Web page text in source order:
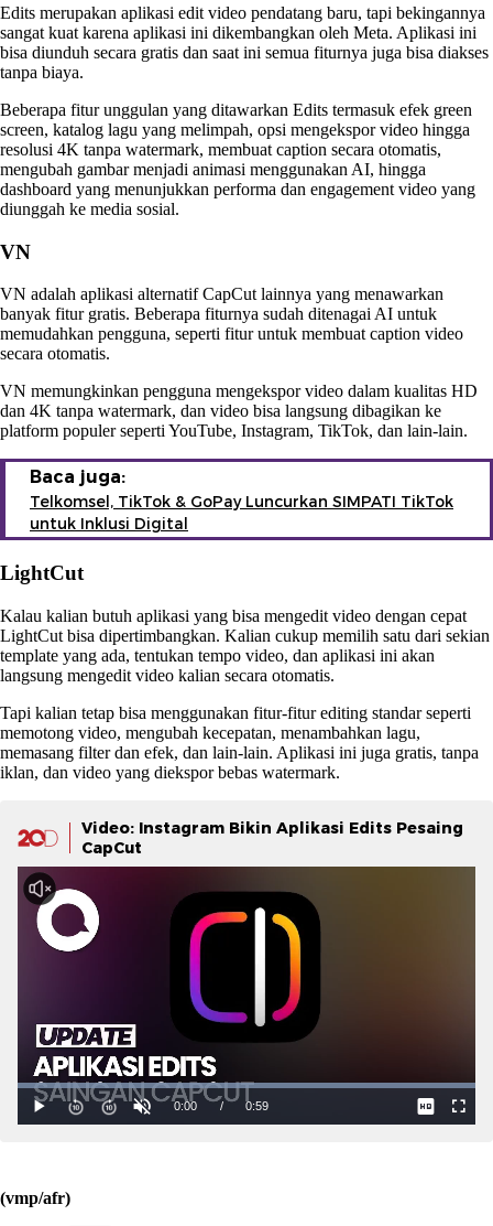
Edits merupakan aplikasi edit video pendatang baru, tapi bekingannya
sangat kuat karena aplikasi ini dikembangkan oleh Meta. Aplikasi ini
bisa diunduh secara gratis dan saat ini semua fiturnya juga bisa diakses
tanpa biaya.
Beberapa fitur unggulan yang ditawarkan Edits termasuk efek green
screen, katalog lagu yang melimpah, opsi mengekspor video hingga
resolusi 4K tanpa watermark, membuat caption secara otomatis,
mengubah gambar menjadi animasi menggunakan AI, hingga
dashboard yang menunjukkan performa dan engagement video yang
diunggah ke media sosial.
VN
VN adalah aplikasi alternatif CapCut lainnya yang menawarkan
banyak fitur gratis. Beberapa fiturnya sudah ditenagai AI untuk
memudahkan pengguna, seperti fitur untuk membuat caption video
secara otomatis.
VN memungkinkan pengguna mengekspor video dalam kualitas HD
dan 4K tanpa watermark, dan video bisa langsung dibagikan ke
platform populer seperti YouTube, Instagram, TikTok, dan lain-lain.
Baca juga:
Telkomsel, TikTok & GoPay Luncurkan SIMPATI TikTok
untuk Inklusi Digital
LightCut
Kalau kalian butuh aplikasi yang bisa mengedit video dengan cepat
LightCut bisa dipertimbangkan. Kalian cukup memilih satu dari sekian
template yang ada, tentukan tempo video, dan aplikasi ini akan
langsung mengedit video kalian secara otomatis.
Tapi kalian tetap bisa menggunakan fitur-fitur editing standar seperti
memotong video, mengubah kecepatan, menambahkan lagu,
memasang filter dan efek, dan lain-lain. Aplikasi ini juga gratis, tanpa
iklan, dan video yang diekspor bebas watermark.
Video: Instagram Bikin Aplikasi Edits Pesaing
CapCut
(vmp/afr)